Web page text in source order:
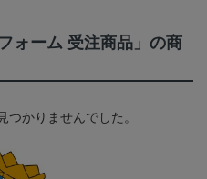
ォーム 受注商品」の商
つかりませんでした。